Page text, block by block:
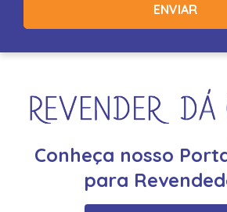
ENVIAR
Conheça nosso
para